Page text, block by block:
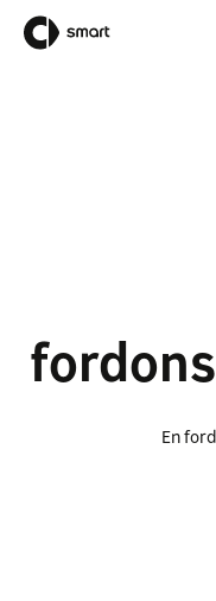
En